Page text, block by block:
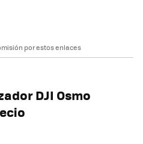
por estos enlaces
DJI Osmo